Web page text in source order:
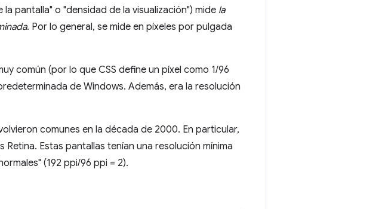
pantalla" o "densidad de la visualización") mide la
. Por lo general, se mide en píxeles por pulgada
común (por lo que CSS define un píxel como 1/96
de Windows. Además, era la resolución
comunes en la década de 2000. En particular,
Estas pantallas tenían una resolución mínima
(192 ppi/96 ppi = 2).